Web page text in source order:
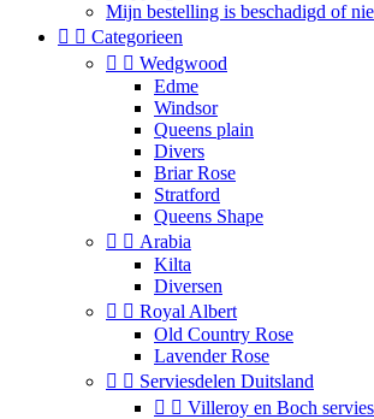
Mijn bestelling is beschadigd of
  Categorieen
  Wedgwood
Edme
Windsor
Queens plain
Divers
Briar Rose
Stratford
Queens Shape
  Arabia
Kilta
Diversen
  Royal Albert
Old Country Rose
Lavender Rose
  Serviesdelen Duitsland
  Villeroy en Boch